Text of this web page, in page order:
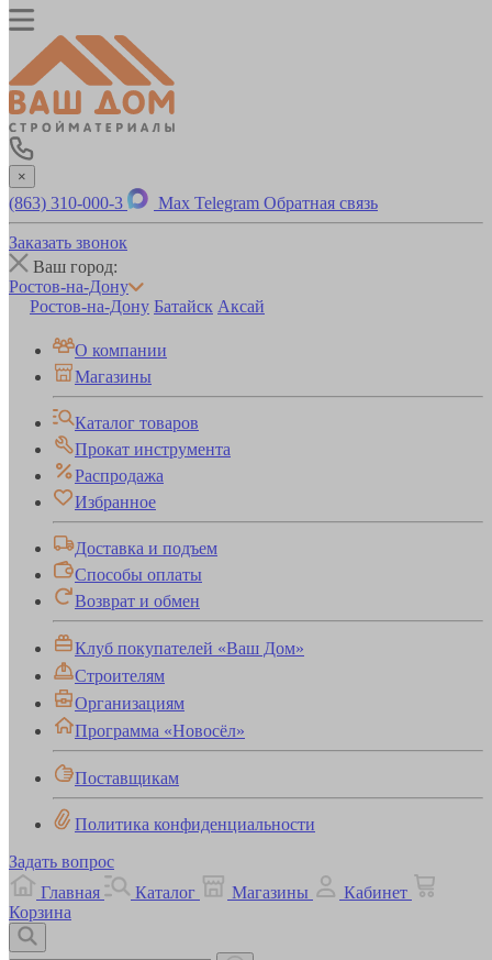
×
(863) 310-000-3 Max Telegram Обратная связь
Заказать звонок
Ваш город:
Ростов-на-Дону
Ростов-на-Дону Батайск Аксай
О компании
Магазины
Каталог товаров
Прокат инструмента
Распродажа
Избранное
Доставка и подъем
Способы оплаты
Возврат и обмен
Клуб покупателей «Ваш Дом»
Строителям
Организациям
Программа «Новосёл»
Поставщикам
Политика конфиденциальности
Задать вопрос
Главная
Каталог Магазины
Кабинет
Корзина